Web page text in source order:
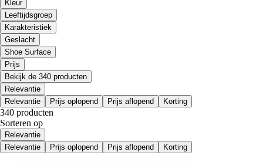
Kleur
Leeftijdsgroep
Karakteristiek
Geslacht
Shoe Surface
Prijs
Bekijk de 340 producten
Relevantie
Relevantie
Prijs oplopend Prijs aflopend Korting
340 producten
Sorteren op
Relevantie
Relevantie
Prijs oplopend Prijs aflopend Korting